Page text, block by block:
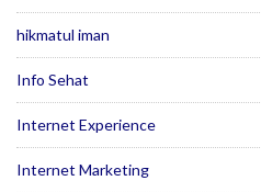
hikmatul iman
Info Sehat
Internet Experience
Internet Marketing